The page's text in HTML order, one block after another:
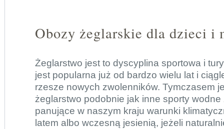
Obozy żeglarskie dla dzieci i
Żeglarstwo jest to dyscyplina sportowa i
jest popularna już od bardzo wielu lat i
rzesze nowych zwolenników. Tymczasem
żeglarstwo podobnie jak inne sporty
panujące w naszym kraju warunki
latem albo wczesną jesienią, jeżeli